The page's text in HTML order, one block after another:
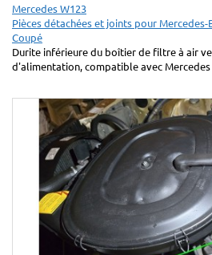
Mercedes W123
Pièces détachées et joints pour Mercedes-
Coupé
Durite inférieure du boîtier de filtre à air
d'alimentation, compatible avec Mercedes